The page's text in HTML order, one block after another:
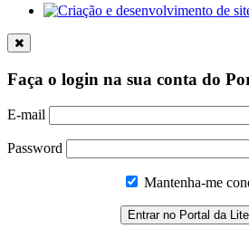
Faça o login na sua conta do
E-mail
Password
Mantenha-me